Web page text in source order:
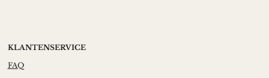
KLANTENSERVICE
FAQ